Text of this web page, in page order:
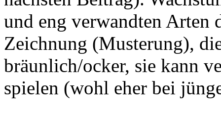
und eng verwandten Arten
Zeichnung (Musterung),
bräunlich/ocker, sie kann
spielen (wohl eher bei